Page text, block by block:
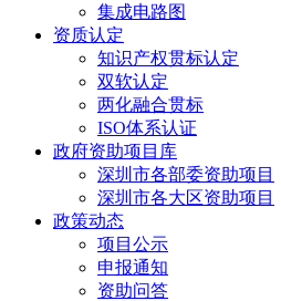
集成电路图
资质认定
知识产权贯标认定
双软认定
两化融合贯标
ISO体系认证
政府资助项目库
深圳市各部委资助项目
深圳市各大区资助项目
政策动态
项目公示
申报通知
资助问答